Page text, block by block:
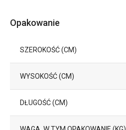
Opakowanie
SZEROKOŚĆ (CM)
WYSOKOŚĆ (CM)
DŁUGOŚĆ (CM)